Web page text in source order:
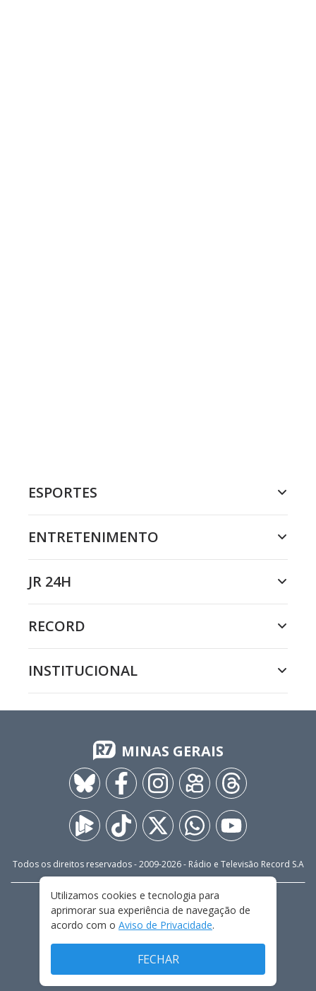
ESPORTES
ENTRETENIMENTO
JR 24H
RECORD
INSTITUCIONAL
MINAS GERAIS
Todos os direitos reservados - 2009-2026- Rádio e Televisão Record S.A
FALE CONOSCO
PRIVACIDADE
TERMOS E CONDIÇÕES DE USO
Utilizamos cookies e tecnologia para
aprimorar sua experiência de navegação de
acordo com o Aviso de Privacidade.
FECHAR